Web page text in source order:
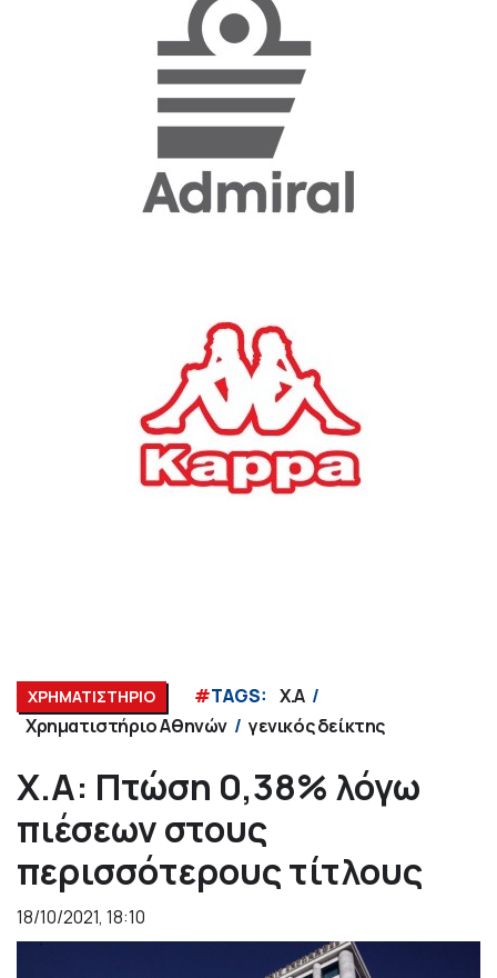
ΧΡΗΜΑΤΙΣΤΗΡΙΟ #TAGS: Χ.Α
Χρηματιστήριο Αθηνών
γενικός δείκτης
Χ.Α: Πτώση 0,38% λόγω
πιέσεων στους
περισσότερους τίτλους
18/10/2021, 18:10